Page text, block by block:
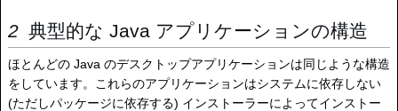
典型的な Java アプリケーションの構造
ほとんどの Java のデスクトップアプリケーションは同じような構造
をしています。これらのアプリケーションはシステムに依存しない
(ただしパッケージに依存する) インストーラーによってインストー